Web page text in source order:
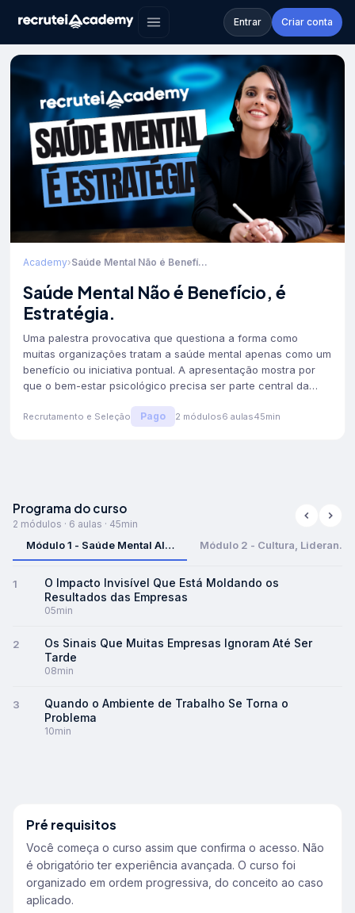
Entrar Criar conta
Academy›Saúde Mental Não é Benefí...
Saúde Mental Não é Benefício, é
Estratégia.
Uma palestra provocativa que questiona a forma como
muitas organizações tratam a saúde mental apenas como um
benefício ou iniciativa pontual. A apresentação mostra por
que o bem-estar psicológico precisa ser parte central da
Ao trazer dados, reflexões e exemplos práticos, a palestra
Recrutamento e Seleção Pago 2 módulos6 aulas45min
Programa do curso
2 módulos · 6 aulas · 45min
Módulo 1 - Saúde Mental Além do BenefícioMódulo 2 - Cultura,
1
O Impacto Invisível Que Está Moldando os
Resultados das Empresas
05min
2
Os Sinais Que Muitas Empresas Ignoram Até Ser
Tarde
08min
3
Quando o Ambiente de Trabalho Se Torna o
Problema
10min
Módulo1: Módulo 1 - Saúde Mental Além do Benefício
Muitas empresas ainda tratam a saúde mental como uma ação
A forma como líderes e empresas lidam com saúde mental
Pré requisitos
Você começa o curso assim que confirma o acesso. Não
é obrigatório ter experiência avançada. O curso foi
organizado em ordem progressiva, do conceito ao caso
aplicado.